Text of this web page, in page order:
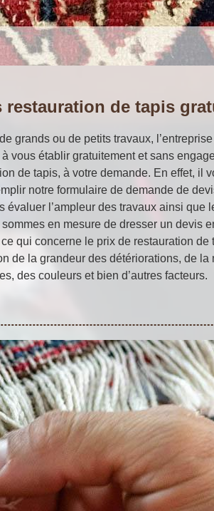
restauration de tapis
grands ou de petits travaux,
à vous établir gratuitement et sans
de tapis, à votre demande. En effet, il
notre formulaire de demande de
évaluer l’ampleur des travaux ainsi que
en mesure de dresser un devis
qui concerne le prix de restauration de
de la grandeur des détériorations, de la
des couleurs et bien d’autres facteurs.